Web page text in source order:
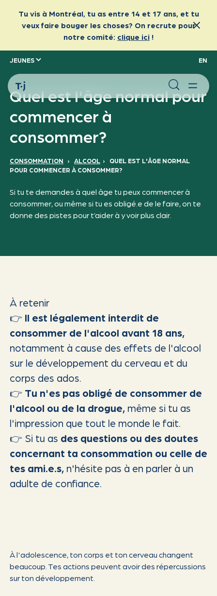
JEUNES EN
Quel est l'âge normal pour
commencer à
consommer?
CONSOMMATION › ALCOOL › QUEL EST L'ÂGE NORMAL
POUR COMMENCER À CONSOMMER?
Si tu te demandes à quel âge tu peux commencer à
consommer, ou même si tu es obligé.e de le faire, on te
donne des pistes pour t’aider à y voir plus clair.
À retenir
👉 Il est légalement interdit de
consommer de l'alcool avant 18 ans,
notamment à cause des effets de l'alcool
sur le développement du cerveau et du
corps des ados.
👉 Tu n'es pas obligé de consommer de
l'alcool ou de la drogue, même si tu as
l'impression que tout le monde le fait.
👉 Si tu as des questions ou des doutes
concernant ta consommation ou celle de
tes ami.e.s, n'hésite pas à en parler à un
adulte de confiance.
À l'adolescence, ton corps et ton cerveau changent
beaucoup. Tes actions peuvent avoir des répercussions
sur ton développement.